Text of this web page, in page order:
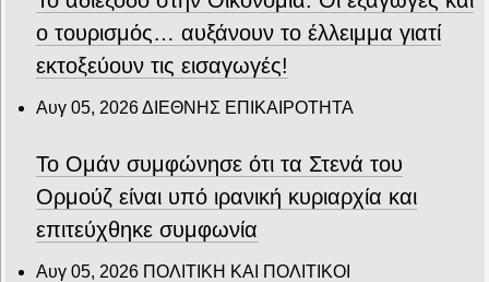
ο τουρισμός… αυξάνουν το έλλειμμα γιατί
εκτοξεύουν τις εισαγωγές!
Αυγ 05, 2026ΔΙΕΘΝΗΣ ΕΠΙΚΑΙΡΟΤΗΤΑ
Το Ομάν συμφώνησε ότι τα Στενά του
Ορμούζ είναι υπό ιρανική κυριαρχία και
επιτεύχθηκε συμφωνία
Αυγ 05, 2026 ΠΟΛΙΤΙΚΗ ΚΑΙ ΠΟΛΙΤΙΚΟΙ